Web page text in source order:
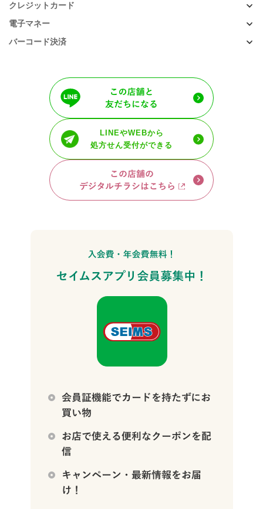
クレジットカード
電子マネー
バーコード決済
LINEやWEBから
処方せん受付ができる